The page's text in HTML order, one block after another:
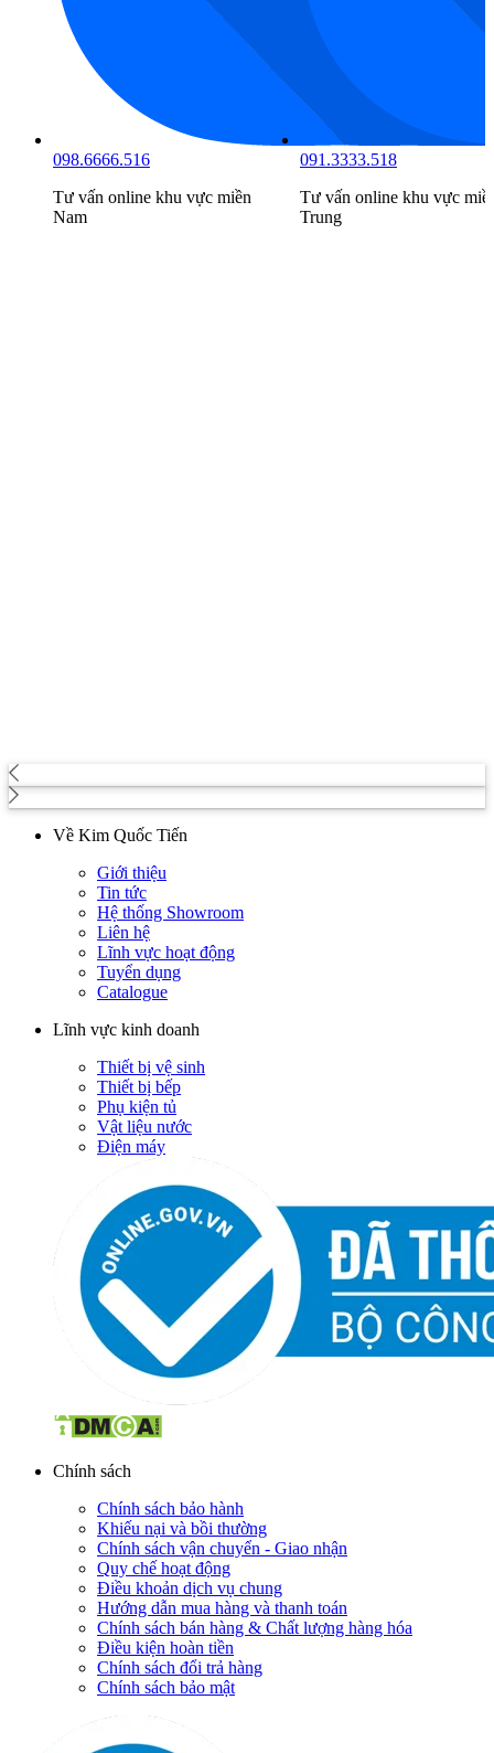
098.6666.516
Tư vấn online khu vực miền
Nam
091.3333.518
Tư vấn online khu vực
Trung
Về Kim Quốc Tiến
Giới thiệu
Tin tức
Hệ thống Showroom
Liên hệ
Lĩnh vực hoạt động
Tuyển dụng
Catalogue
Lĩnh vực kinh doanh
Thiết bị vệ sinh
Thiết bị bếp
Phụ kiện tủ
Vật liệu nước
Điện máy
Chính sách
Chính sách bảo hành
Khiếu nại và bồi thường
Chính sách vận chuyển - Giao nhận
Quy chế hoạt động
Điều khoản dịch vụ chung
Hướng dẫn mua hàng và thanh toán
Chính sách bán hàng & Chất lượng hàng hóa
Điều kiện hoàn tiền
Chính sách đổi trả hàng
Chính sách bảo mật